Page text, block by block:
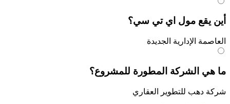
مول اي تي سي؟
الجديدة
المطورة للمشروع؟
للتطوير العقاري